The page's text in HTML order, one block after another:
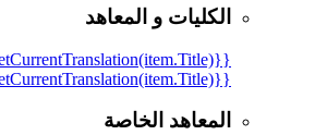
الكليات و المعاهد
{{mmc.getCurrentTranslation(item.Title)}}
{{mmc.getCurrentTranslation(item.Title)}}
المعاهد الخاصة